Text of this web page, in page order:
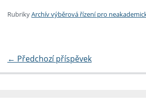
RubrikyArchív výběrová řízení pro
← Předchozí příspěvek